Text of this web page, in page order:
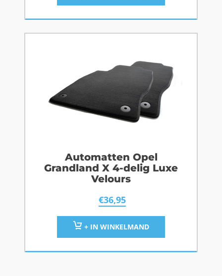
Automatten Opel
Grandland X 4-delig Luxe
Velours
€36,95
+ IN WINKELMAND